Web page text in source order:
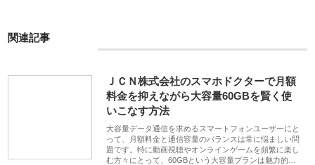
関連記事
ＪＣＮ株式会社のスマホドクターで月額
料金を抑えながら大容量60GBを賢く使
いこなす方法
大容量データ通信を求めるスマートフォンユーザーにと
って、月額料金と通信容量のバランスは常に悩ましい問
題です。特に動画視聴やオンラインゲームを頻繁に楽し
む方々にとって、60GBという大容量プランは魅力的…